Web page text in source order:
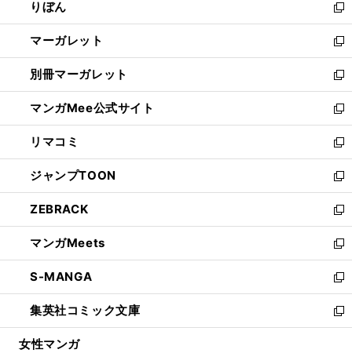
く
で
開
く
ド
ウ
で
開
く
ィ
ン
ド
ウ
で
開
く
りぼん
新
し
い
ウ
ィ
ン
ド
ウ
で
開
く
マーガレット
新
し
い
ウ
ィ
ン
ド
ウ
で
開
く
別冊マーガレット
新
し
い
ウ
ィ
ン
ド
ウ
で
開
く
マンガMee公式サイト
新
し
い
ウ
ィ
ン
ド
ウ
で
開
く
リマコミ
新
し
い
ウ
ィ
ン
ド
ウ
で
開
く
ジャンプTOON
新
し
い
ウ
ィ
ン
ド
ウ
で
開
ZEBRACK
新
し
い
ウ
ィ
ン
ド
ウ
マンガMeets
新
し
い
ウ
ィ
ン
S-MANGA
新
し
い
ウ
集英社コミック文庫
新
し
女性マンガ